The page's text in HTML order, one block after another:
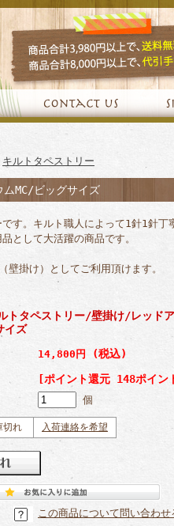
キルトタペストリー
MC/ビッグサイズ
す。キルト職人によって1針1針丁
として大活躍の商品です。
掛け）としてご利用頂けます。
トタペストリー/壁掛け/レッド
イズ
14,800円
(税込)
[ポイント還元 148ポイン
個
切れ 入荷連絡を希望
この商品について問い合わせ